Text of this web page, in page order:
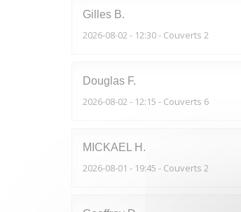
Gilles B
2026-08-02 - 12:30 - Couverts 2
Douglas F
2026-08-02 - 12:15 - Couverts 6
MICKAEL H
2026-08-01 - 19:45 - Couverts 2